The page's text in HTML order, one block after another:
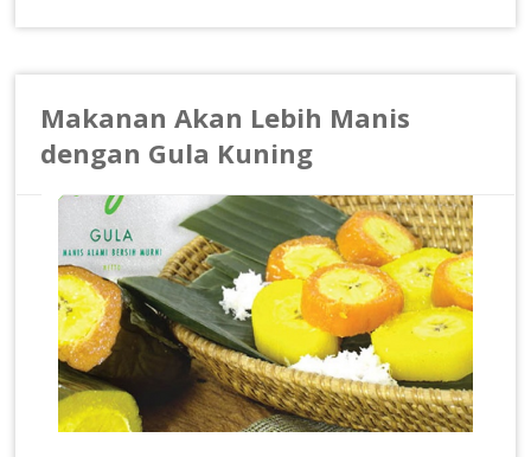
Makanan Akan Lebih Manis
dengan Gula Kuning